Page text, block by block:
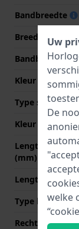
Bandbreedte
Breedte
Bandbreedte
Kleur Band
Type sluiting
Kleur sluiting
Lengte band
(mm)
Lengte band
Type
Rechte
Uw
De
welke